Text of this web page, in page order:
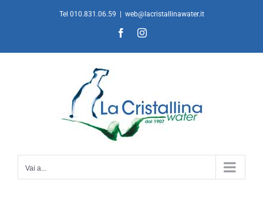
Tel 010.831.06.59 web@lacristallinawater.it
FacebookInstagram
Vai a...